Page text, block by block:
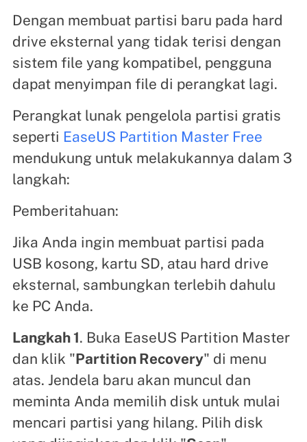
Dengan membuat partisi baru pada hard
drive eksternal yang tidak terisi dengan
sistem file yang kompatibel, pengguna
dapat menyimpan file di perangkat lagi.
Perangkat lunak pengelola partisi gratis
seperti EaseUS Partition Master Free
mendukung untuk melakukannya dalam 3
langkah:
Pemberitahuan:
Jika Anda ingin membuat partisi pada
USB kosong, kartu SD, atau hard drive
eksternal, sambungkan terlebih dahulu
ke PC Anda.
Langkah 1. Buka EaseUS Partition Master
dan klik "Partition Recovery" di menu
atas. Jendela baru akan muncul dan
meminta Anda memilih disk untuk mulai
mencari partisi yang hilang. Pilih disk